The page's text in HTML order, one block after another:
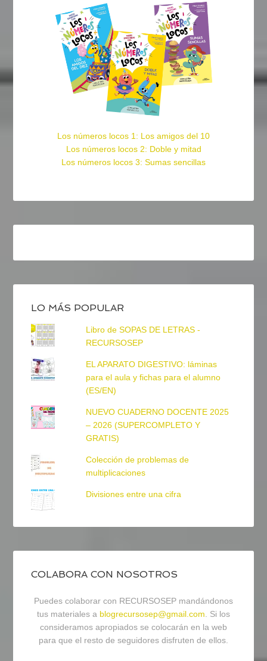
Los números locos 1: Los amigos del 10
Los números locos 2: Doble y mitad
Los números locos 3: Sumas sencillas
LO MÁS POPULAR
Libro de SOPAS DE LETRAS -
RECURSOSEP
EL APARATO DIGESTIVO: láminas
para el aula y fichas para el alumno
(ES/EN)
NUEVO CUADERNO DOCENTE 2025
– 2026 (SUPERCOMPLETO Y
GRATIS)
Colección de problemas de
multiplicaciones
Divisiones entre una cifra
COLABORA CON NOSOTROS
Puedes colaborar con RECURSOSEP mandándonos
tus materiales a blogrecursosep@gmail.com . Si los
consideramos apropiados se colocarán en la web
para que el resto de seguidores disfruten de ellos.